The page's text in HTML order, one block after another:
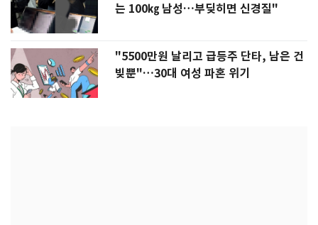
는 100㎏ 남성…부딪히면 신경질"
"5500만원 날리고 급등주 단타, 남은 건
빚뿐"…30대 여성 파혼 위기